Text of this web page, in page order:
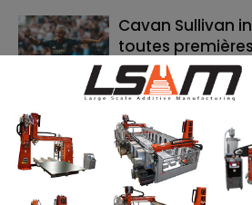
Cavan Sullivan
toutes
football adidas
RECHERCHE